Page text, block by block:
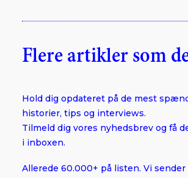
Flere artikler som
Hold dig opdateret på de mest
historier, tips og interviews.
Tilmeld dig vores nyhedsbrev og få
i inboxen.
Allerede 60.000+ på listen. Vi sender